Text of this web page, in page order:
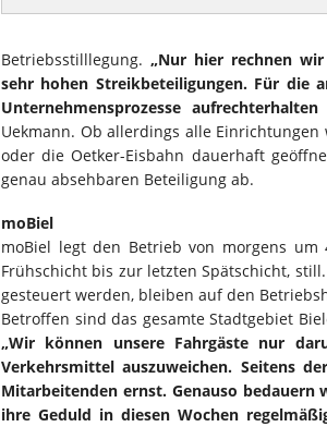
Betriebsstilllegung. „Nur hier rechnen
sehr hohen Streikbeteiligungen. Für die
Unternehmensprozesse
Uekmann. Ob allerdings alle
oder die Oetker-Eisbahn dauerhaft
genau absehbaren Beteiligung ab.
moBiel
moBiel legt den Betrieb von morgens
Frühschicht bis zur letzten Spätschicht,
gesteuert werden, bleiben auf den
Betroffen sind das gesamte Stadtgebiet
„Wir können unsere Fahrgäste nur
Verkehrsmittel auszuweichen. Seitens
Mitarbeitenden ernst. Genauso bedauern
ihre Geduld in diesen Wochen